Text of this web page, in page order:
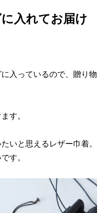
入れてお届け
入っているので、贈り物
す。
いと思えるレザー巾着。
す。